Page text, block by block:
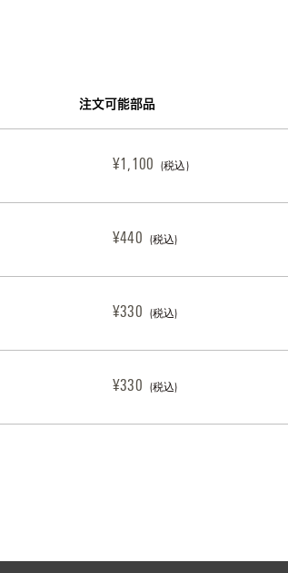
注文可能部品
¥1,100 (税込)
¥440 (税込)
¥330 (税込)
¥330 (税込)